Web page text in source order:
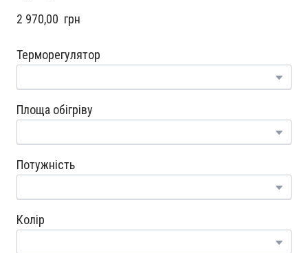
2 970,00  грн
Терморегулятор
Площа обігріву
Потужність
Колір